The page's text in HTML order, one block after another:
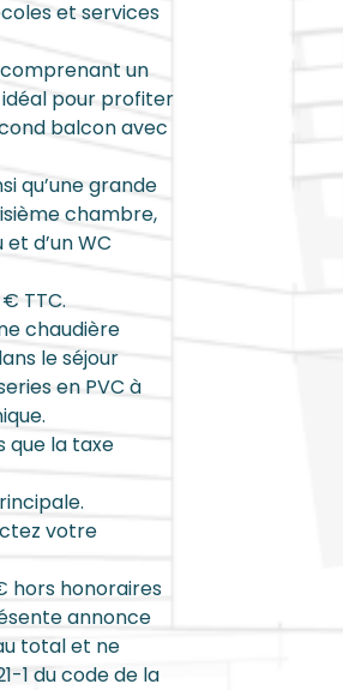
et services
comprenant un
pour profiter
balcon avec
qu’une grande
chambre,
d’un WC
TTC.
chaudière
le séjour
en PVC à
que la taxe
votre
hors honoraires
annonce
total et ne
1 du code de la